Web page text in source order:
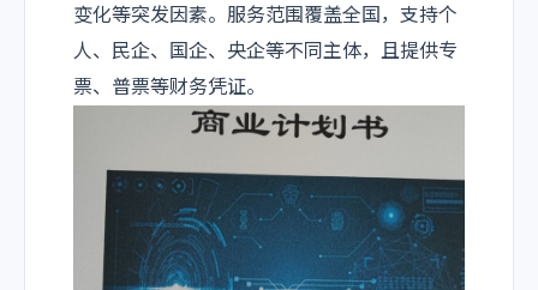
变化等突发因素。服务范围覆盖全国，支持个
人、民企、国企、央企等不同主体，且提供专
票、普票等财务凭证。